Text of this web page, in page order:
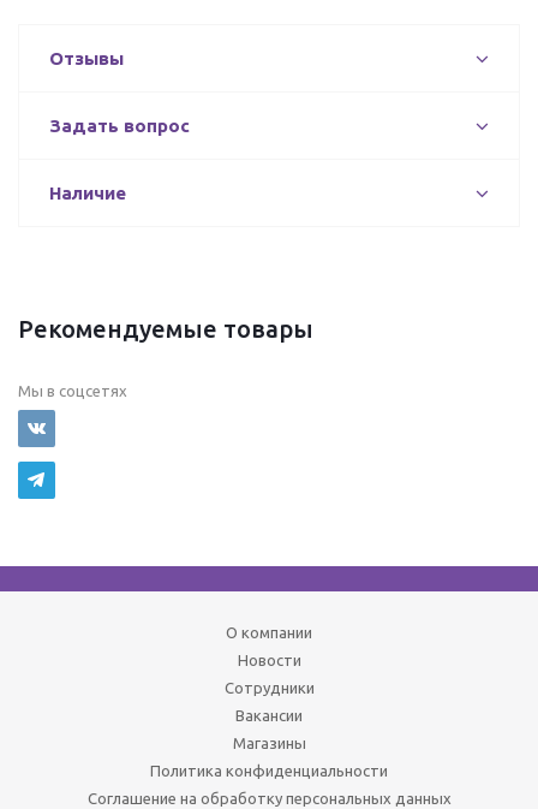
Отзывы
Задать вопрос
Наличие
Рекомендуемые товары
Мы в соцсетях
О компании
Новости
Сотрудники
Вакансии
Магазины
Политика конфиденциальности
Соглашение на обработку персональных данных